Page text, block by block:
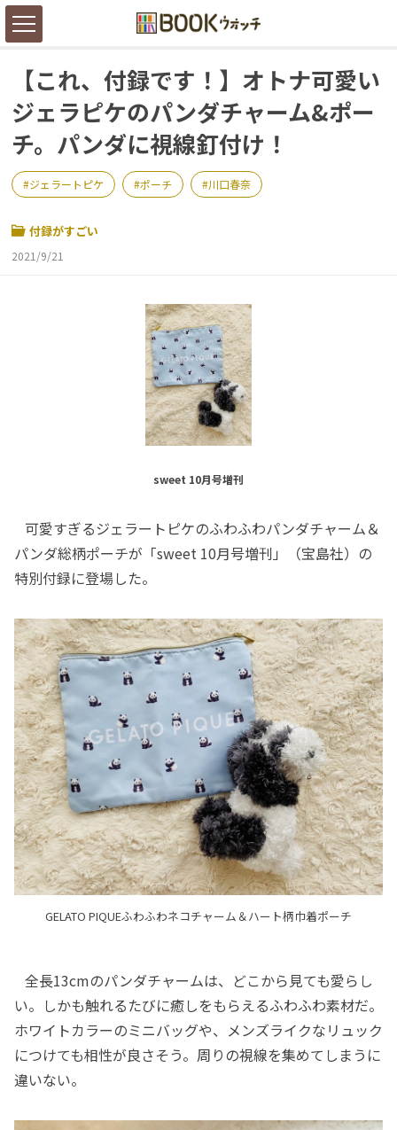
【これ、付録です！】オトナ可愛い
ジェラピケのパンダチャーム&ポー
チ。パンダに視線釘付け！
ジェラートピケ ポーチ 川口春奈
付録がすごい
2021/9/21
sweet 10月号増刊
可愛すぎるジェラートピケのふわふわパンダチャーム＆
パンダ総柄ポーチが「sweet 10月号増刊」（宝島社）の
特別付録に登場した。
GELATO PIQUEふわふわネコチャーム＆ハート柄巾着ポーチ
全長13cmのパンダチャームは、どこから見ても愛らし
い。しかも触れるたびに癒しをもらえるふわふわ素材だ。
ホワイトカラーのミニバッグや、メンズライクなリュック
につけても相性が良さそう。周りの視線を集めてしまうに
違いない。